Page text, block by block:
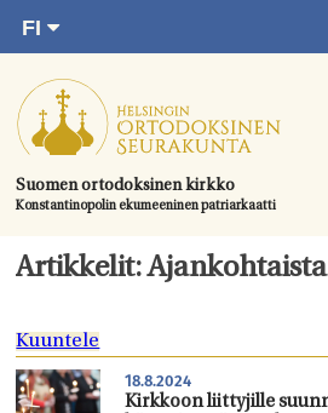
suoraan
sisältöön.
Suomen ortodoksinen kirkko
Konstantinopolin ekumeeninen patriarkaatti
FI
SV
EN
UA
Etusivu
Ajankohtaista
Juhlat & toimitukset
Kirkot
Tule mukaan
Hautausmaa
Artikkelit: Ajankohtaista
Kuuntele
18.8.2024
Kirkkoon liittyjille